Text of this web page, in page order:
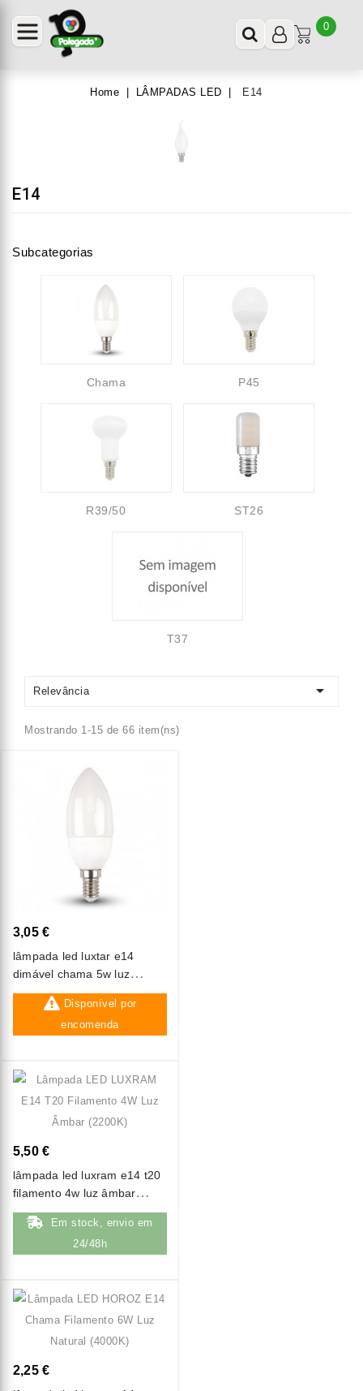
0
Home LÂMPADAS LED E14
E14
Subcategorias
Chama P45
R39/50 ST26
T37
Relevância 
Mostrando 1-15 de 66 item(ns)
3,05 €
lâmpada led luxtar e14
dimável chama 5w luz
quente (3000k)
Disponível por
encomenda
5,50 €
lâmpada led luxram e14 t20
filamento 4w luz âmbar
(2200k)
Em stock, envio em
24/48h
2,25 €